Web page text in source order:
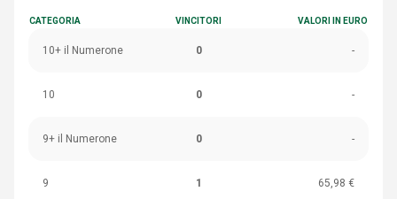
CATEGORIA VINCITORI VALORI IN EURO
10+ il Numerone 0 -
10 0 -
9+ il Numerone 0 -
9 1 65,98 €